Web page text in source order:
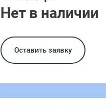
Нет в наличии
Оставить заявку